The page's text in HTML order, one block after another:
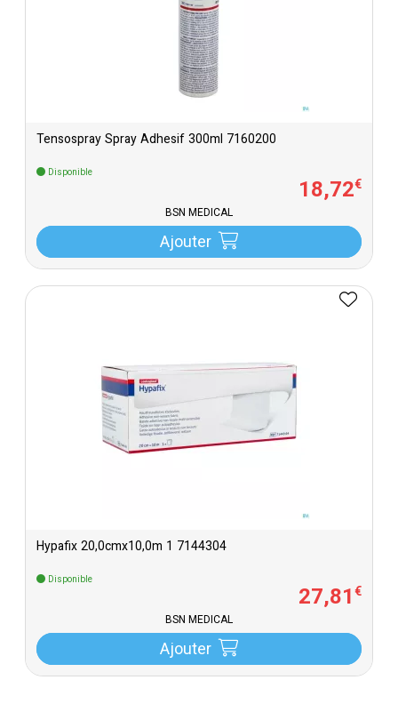
Tensospray Spray Adhesif 300ml 7160200
Disponible
18,72€
BSN MEDICAL
Ajouter
Hypafix 20,0cmx10,0m 1 7144304
Disponible
27,81€
BSN MEDICAL
Ajouter